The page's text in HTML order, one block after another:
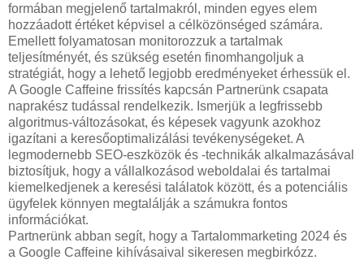
formában megjelenő tartalmakról, minden egyes elem
hozzáadott értéket képvisel a célközönséged számára.
Emellett folyamatosan monitorozzuk a tartalmak
teljesítményét, és szükség esetén finomhangoljuk a
stratégiát, hogy a lehető legjobb eredményeket érhessük el.
A Google Caffeine frissítés kapcsán Partnerünk csapata
naprakész tudással rendelkezik. Ismerjük a legfrissebb
algoritmus-változásokat, és képesek vagyunk azokhoz
igazítani a keresőoptimalizálási tevékenységeket. A
legmodernebb SEO-eszközök és -technikák alkalmazásával
biztosítjuk, hogy a vállalkozásod weboldalai és tartalmai
kiemelkedjenek a keresési találatok között, és a potenciális
ügyfelek könnyen megtalálják a számukra fontos
információkat.
Partnerünk abban segít, hogy a Tartalommarketing 2024 és
a Google Caffeine kihívásaival sikeresen megbirkózz.